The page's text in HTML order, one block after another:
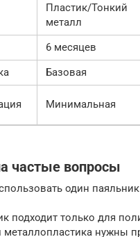
Пластик/Тонкий
металл
6 месяцев
Базовая
Минимальная
частые вопросы
один
подходит только для
металлопластика нужны